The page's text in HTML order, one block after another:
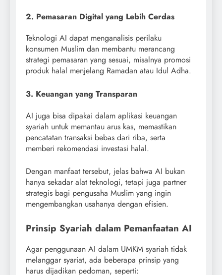
2. Pemasaran Digital yang Lebih Cerdas
Teknologi AI dapat menganalisis perilaku
konsumen Muslim dan membantu merancang
strategi pemasaran yang sesuai, misalnya promosi
produk halal menjelang Ramadan atau Idul Adha.
3. Keuangan yang Transparan
AI juga bisa dipakai dalam aplikasi keuangan
syariah untuk memantau arus kas, memastikan
pencatatan transaksi bebas dari riba, serta
memberi rekomendasi investasi halal.
Dengan manfaat tersebut, jelas bahwa AI bukan
hanya sekadar alat teknologi, tetapi juga partner
strategis bagi pengusaha Muslim yang ingin
mengembangkan usahanya dengan efisien.
Prinsip Syariah dalam Pemanfaatan AI
Agar penggunaan AI dalam UMKM syariah tidak
melanggar syariat, ada beberapa prinsip yang
harus dijadikan pedoman, seperti: